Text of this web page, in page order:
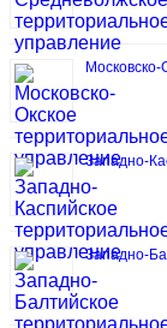
Западно-
Западно-